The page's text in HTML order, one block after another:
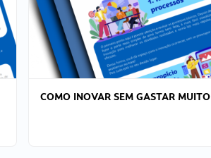
COMO INOVAR SEM GASTAR MUITO